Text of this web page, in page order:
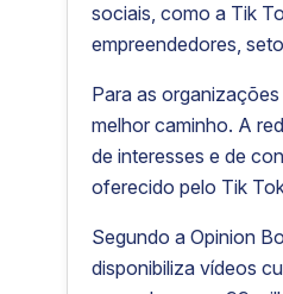
sociais, como a Tik
empreendedores,
Para as
melhor caminho. A
de interesses e de
oferecido pelo Tik
Segundo a Opinion
disponibiliza vídeos